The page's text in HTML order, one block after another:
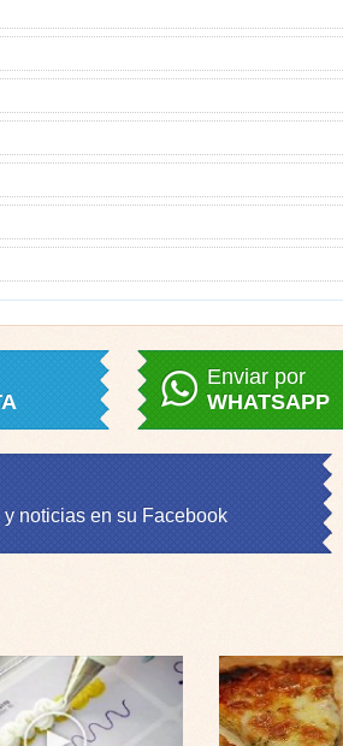
Enviar por
WHATSAPP
noticias en su Facebook